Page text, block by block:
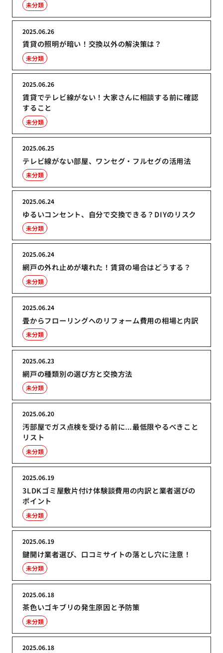
未分類
賃貸の照明が暗い！交換以外の解決策は？
2025.06.26
未分類
賃貸でテレビ線がない！大家さんに相談する前に確認
すること
2025.06.26
未分類
テレビ線がない部屋、ワンセグ・フルセグの活用法
2025.06.25
未分類
ゆるいコンセント、自分で交換できる？DIYのリスク
2025.06.24
未分類
網戸の外れ止めが壊れた！賃貸の場合はどうする？
2025.06.24
未分類
畳からフローリングへのリフォーム費用の相場と内訳
2025.06.24
未分類
網戸の種類別の選び方と交換方法
2025.06.23
未分類
汚部屋でガス点検を受ける前に…最低限やるべきこと
リスト
2025.06.20
未分類
3LDKゴミ屋敷片付け体験談費用の内訳と業者選びの
ポイント
2025.06.19
未分類
鍵開け業者選び、口コミサイトの落とし穴に注意！
2025.06.19
未分類
茶色いゴキブリの発生原因と予防策
2025.06.18
未分類
2025.06.18